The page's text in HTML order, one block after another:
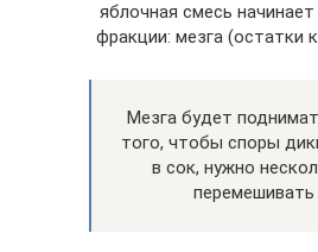
яблочная смесь
фракции: мезга (остатки
Мезга будет
того, чтобы споры
в сок, нужно
перемешивать